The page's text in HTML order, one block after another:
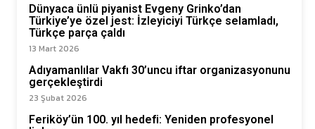
Dünyaca ünlü piyanist Evgeny Grinko’dan
Türkiye’ye özel jest: İzleyiciyi Türkçe selamladı,
Türkçe parça çaldı
13 Mart 2026
Adıyamanlılar Vakfı 30’uncu iftar organizasyonunu
gerçekleştirdi
23 Şubat 2026
Feriköy’ün 100. yıl hedefi: Yeniden profesyonel